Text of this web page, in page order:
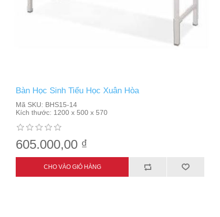
Bàn Học Sinh Tiểu Học Xuân Hòa
Mã SKU: BHS15-14
Kích thước: 1200 x 500 x 570
605.000,00 ₫